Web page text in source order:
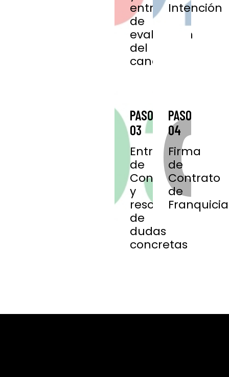
entrevista
de
evaluación
del
candidato.
Intención
PASO
03
Entrega
de
Contrato
y
resolución
de
dudas
concretas
PASO
04
Firma
de
Contrato
de
Franquicia